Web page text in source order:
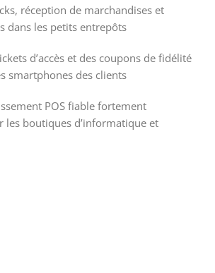
réception de marchandises et
dans les petits entrepôts
d’accès et des coupons de fidélité
smartphones des clients
POS fiable fortement
les boutiques d’informatique et